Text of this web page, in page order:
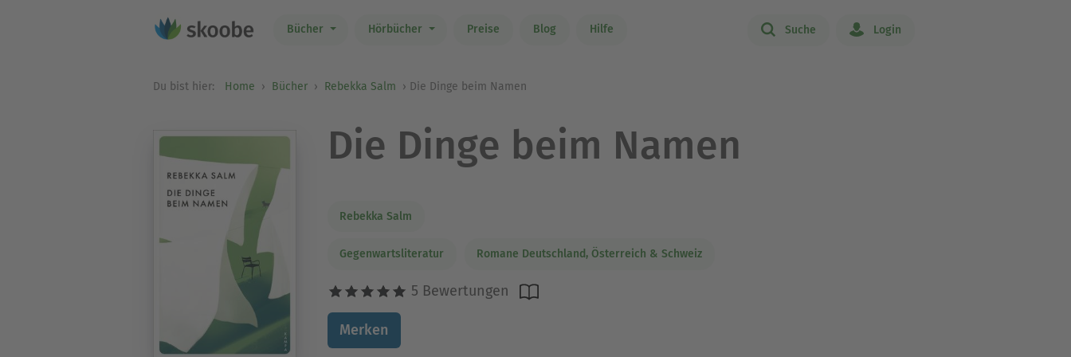
Bücher Hörbücher Preise Blog Hilfe Suche Login
Du bist hier: Home Bücher Rebekka Salm Die Dinge beim Namen
Die Dinge beim Namen
Rebekka Salm
Gegenwartsliteratur Romane Deutschland, Österreich & Schweiz
5 Bewertungen
Merken